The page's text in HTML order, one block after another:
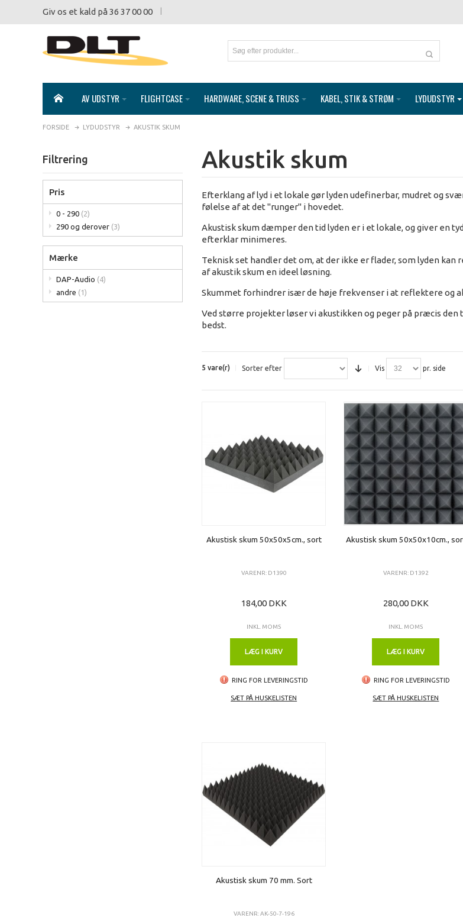
Giv os et kald på 36 37 00 00
AV UDSTYR FLIGHTCASE HARDWARE, SCENE & TRUSS KABEL, STIK & STRØM LYDUDSTYR
FORSIDE LYDUDSTYR AKUSTIK SKUM
Akustik skum
Efterklang af lyd i et lokale gør lyden udefinerbar, mudret og
følelse af at det "runger" i hovedet.
Akustisk skum dæmper den tid lyden er i et lokale, og giver en
efterklar minimeres.
Teknisk set handler det om, at der ikke er flader, som lyden
af akustik skum en ideel løsning.
Skummet forhindrer især de høje frekvenser i at reflektere og
Ved større projekter løser vi akustikken og peger på præcis den
bedst.
5 vare(r) Sorter efter Vis pr. side
Akustisk skum 50x50x5cm., sort
VARENR: D1390
184,00 DKK
INKL. MOMS
LÆG I KURV
RING FOR LEVERINGSTID
SÆT PÅ HUSKELISTEN
Akustisk skum 50x50x10cm.,
VARENR: D1392
280,00 DKK
INKL. MOMS
LÆG I KURV
RING FOR LEVERINGSTID
SÆT PÅ HUSKELISTEN
Akustisk skum 70 mm. Sort
VARENR: AK-50-7-196
Filtrering
Pris
0 - 290 (2)
290 og derover (3)
Mærke
DAP-Audio (4)
andre (1)